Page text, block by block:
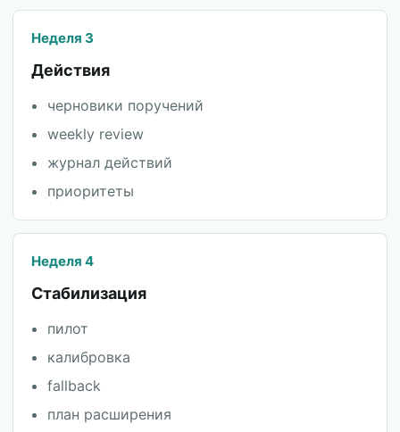
Неделя 3
Действия
черновики поручений
weekly review
журнал действий
приоритеты
Неделя 4
Стабилизация
пилот
калибровка
fallback
план расширения